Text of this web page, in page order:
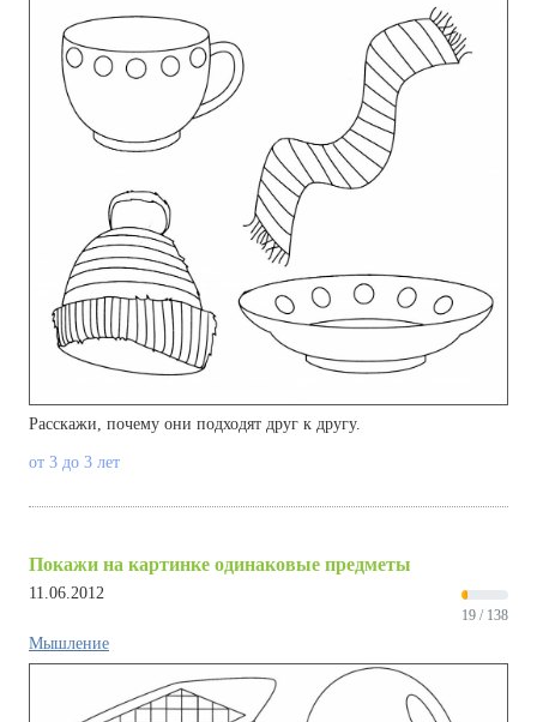
Расскажи, почему они подходят друг к другу.
от 3 до 3 лет
Покажи на картинке одинаковые предметы
11.06.2012
19 / 138
Мышление